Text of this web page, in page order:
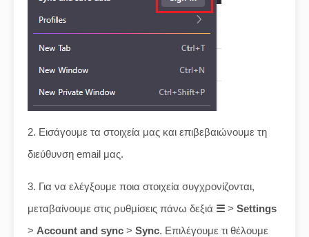
2. Εισάγουμε τα στοιχεία μας και επιβεβαιώνουμε τη
διεύθυνση email μας.
3. Για να ελέγξουμε ποια στοιχεία συγχρονίζονται,
μεταβαίνουμε στις ρυθμίσεις πάνω δεξιά ☰ > Settings
> Account and sync > Sync. Επιλέγουμε τι θέλουμε